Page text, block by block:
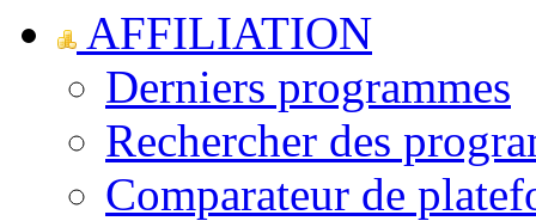
AFFILIATION
Derniers programmes
Rechercher des
Comparateur de